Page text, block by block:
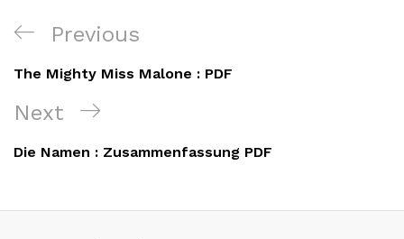
Navigation
de
l’article
Previous
Post
Previous
The Mighty Miss Malone : PDF
Next
Post
Next
Die Namen : Zusammenfassung PDF